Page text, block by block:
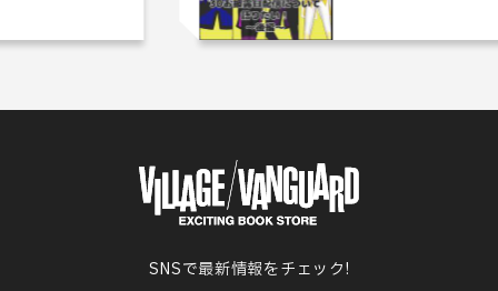
SNSで最新情報をチェック!